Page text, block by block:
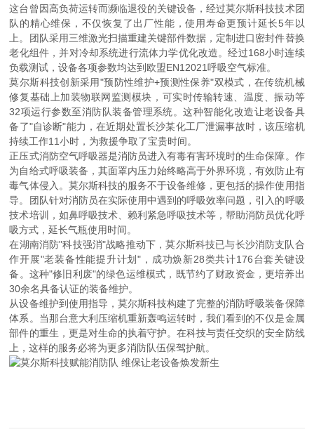
这台曾因高负荷运转而濒临退役的关键设备，经过莫尔斯科技技术团
队的精心维保，不仅恢复了出厂性能，使用寿命更预计延长5年以
上。团队采用三维激光扫描重建关键部件数据，定制进口密封件替换
老化组件，并对冷却系统进行流体力学优化改造。经过168小时连续
负载测试，设备各项参数均达到欧盟EN12021呼吸空气标准。
莫尔斯科技创新采用"预防性维护+预测性保养"双模式，在传统机械
修复基础上加装物联网监测模块，可实时传输转速、温度、振动等
32项运行参数至消防队装备管理系统。这种智能化改造让老设备具
备了"自诊断"能力，在近期处置长沙某化工厂泄漏事故时，该压缩机
持续工作11小时，为救援争取了宝贵时间。
正压式消防空气呼吸器是消防员进入有毒有害环境时的生命保障。作
为自给式呼吸装备，其面罩内压力始终略高于外界环境，有效防止有
毒气体侵入。莫尔斯科技的服务不于设备维修，更包括的操作使用指
导。团队针对消防员在实际使用中遇到的呼吸效率问题，引入的呼吸
技术培训，如鼻呼吸技术、赖利紧急呼吸技术等，帮助消防员优化呼
吸方式，延长气瓶使用时间。
在湖南消防"科技强消"战略推动下，莫尔斯科技已与长沙消防支队合
作开展"老装备性能提升计划"，成功焕新28类共计176台套关键设
备。这种"修旧利废"的绿色运维模式，既节约了财政资金，更培养出
30余名具备认证的装备维护。
从设备维护到使用指导，莫尔斯科技构建了完整的消防呼吸装备保障
体系。当那台意大利压缩机重新轰鸣运转时，我们看到的不仅是金属
部件的重生，更是对生命的执着守护。在科技与责任交织的安全防线
上，这样的服务必将为更多消防队伍保驾护航。